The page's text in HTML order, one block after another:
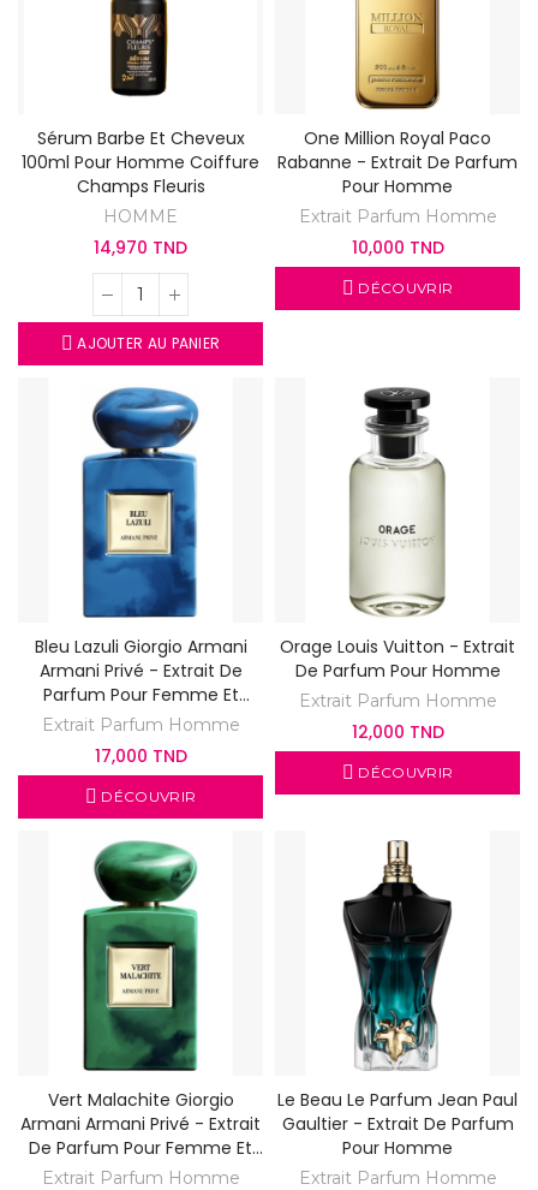
Sérum Barbe Et Cheveux
100ml Pour Homme Coiffure
Champs Fleuris
HOMME
14,970 TND
AJOUTER AU PANIER
One Million Royal Paco
Rabanne - Extrait De Parfum
Pour Homme
Extrait Parfum Homme
10,000 TND
DÉCOUVRIR
Bleu Lazuli Giorgio Armani
Armani Privé - Extrait De
Parfum Pour Femme Et
Homme
Extrait Parfum Homme
17,000 TND
DÉCOUVRIR
Orage Louis Vuitton - Extrait
De Parfum Pour Homme
Extrait Parfum Homme
12,000 TND
DÉCOUVRIR
Vert Malachite Giorgio
Armani Armani Privé - Extrait
De Parfum Pour Femme Et
Homme
Extrait Parfum Homme
Le Beau Le Parfum Jean Paul
Gaultier - Extrait De Parfum
Pour Homme
Extrait Parfum Homme